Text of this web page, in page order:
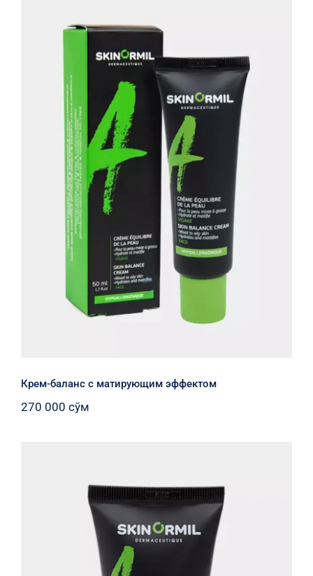
Крем-баланс с матирующим
эффектом
Крем-баланс с матирующим эффектом
270 000 сўм